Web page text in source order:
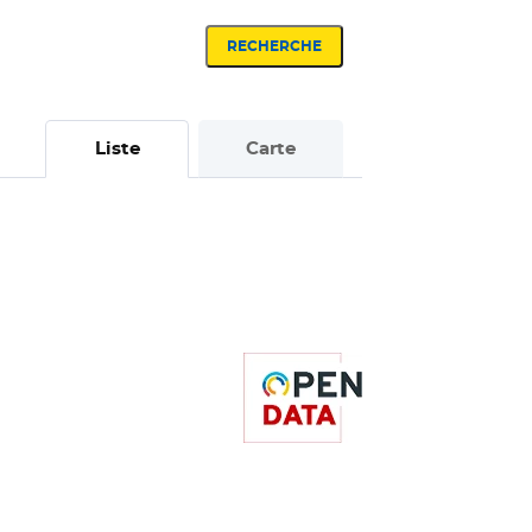
RECHERCHE
Liste Carte